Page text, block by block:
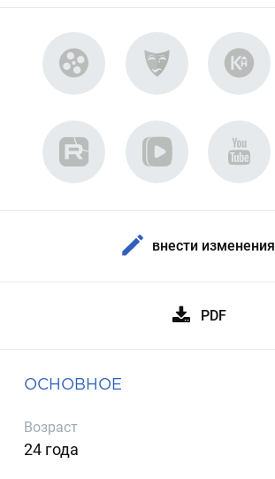
внести изменения
PDF
ОСНОВНОЕ
Возраст
24 года